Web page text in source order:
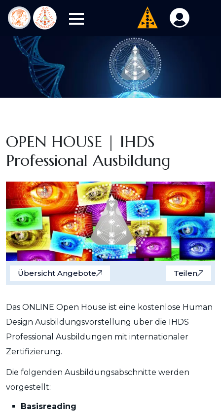
OPEN HOUSE | IHDS
Professional Ausbildung
Übersicht Angebote Teilen
Das ONLINE Open House ist eine kostenlose Human
Design Ausbildungsvorstellung über die IHDS
Professional Ausbildungen mit internationaler
Zertifizierung.
Die folgenden Ausbildungsabschnitte werden
vorgestellt:
Basisreading